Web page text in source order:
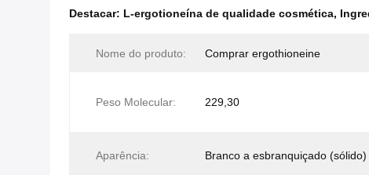
Destacar: L-ergotioneína de qualidade cosmética,
Nome do produto: Comprar ergothioneine
Peso Molecular: 229,30
Aparência: Branco a esbranquiçado (sólido)